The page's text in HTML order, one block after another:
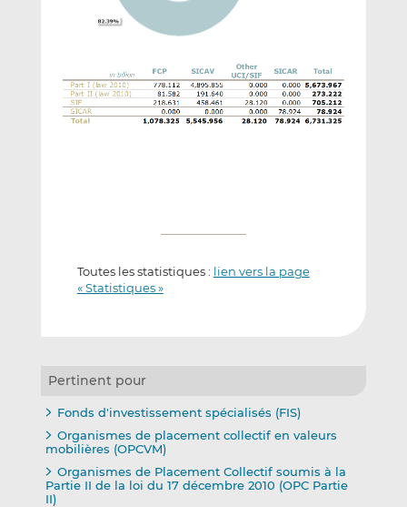
Toutes les statistiques : lien vers la page
« Statistiques »
Pertinent pour
Fonds d'investissement spécialisés (FIS)
Organismes de placement collectif en valeurs
mobilières (OPCVM)
Organismes de Placement Collectif soumis à la
Partie II de la loi du 17 décembre 2010 (OPC Partie
II)